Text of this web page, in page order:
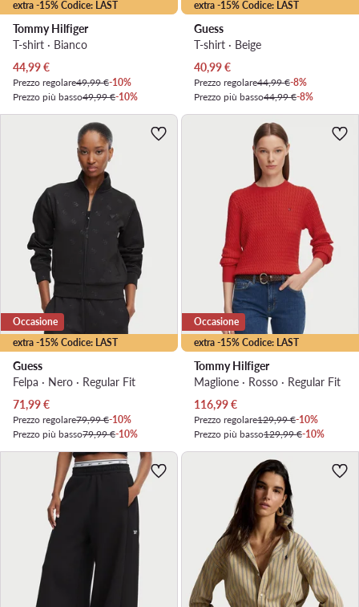
extra -15% Codice: LAST
Tommy Hilfiger
T-shirt · Bianco
Prezzo attuale
44,99€
Prezzo regolare49,99 €-10%
Prezzo più basso49,99 €-10%
extra -15% Codice: LAST
Guess
T-shirt · Beige
Prezzo attuale
40,99€
Prezzo regolare44,99 €-8%
Prezzo più basso44,99 €-8%
extra -15% Codice: LAST
Occasione
Guess
Felpa · Nero · Regular Fit
Prezzo attuale
71,99€
Prezzo regolare79,99 €-10%
Prezzo più basso79,99 €-10%
extra -15% Codice: LAST
Occasione
Tommy Hilfiger
Maglione · Rosso · Regular Fit
Prezzo attuale
116,99€
Prezzo regolare129,99 €-10%
Prezzo più basso129,99 €-10%